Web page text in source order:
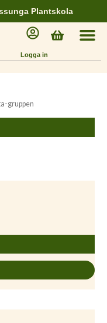
Plantskola
Logga in
Varukorg
gruppen